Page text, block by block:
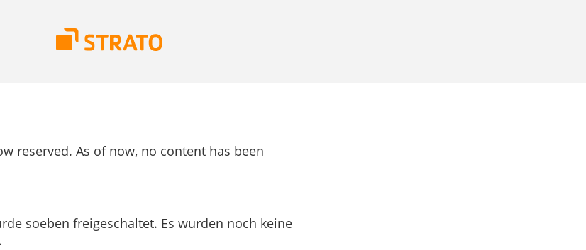
reserved. As of now, no content has been
soeben freigeschaltet. Es wurden noch keine